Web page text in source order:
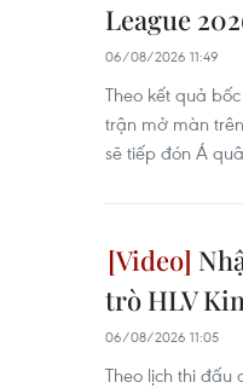
League
06/08/2026 11:49
Theo kết quả
trận mở màn
sẽ tiếp đón Á
trò HLV
06/08/2026 11:05
Theo lịch thi đấu